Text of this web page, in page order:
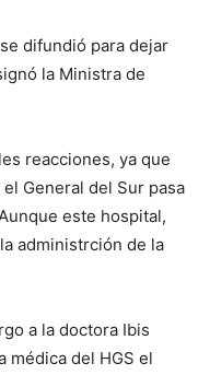
difundió para dejar
la Ministra de
reacciones, ya que
General del Sur pasa
este hospital,
administrción de la
a la doctora Ibis
médica del HGS el